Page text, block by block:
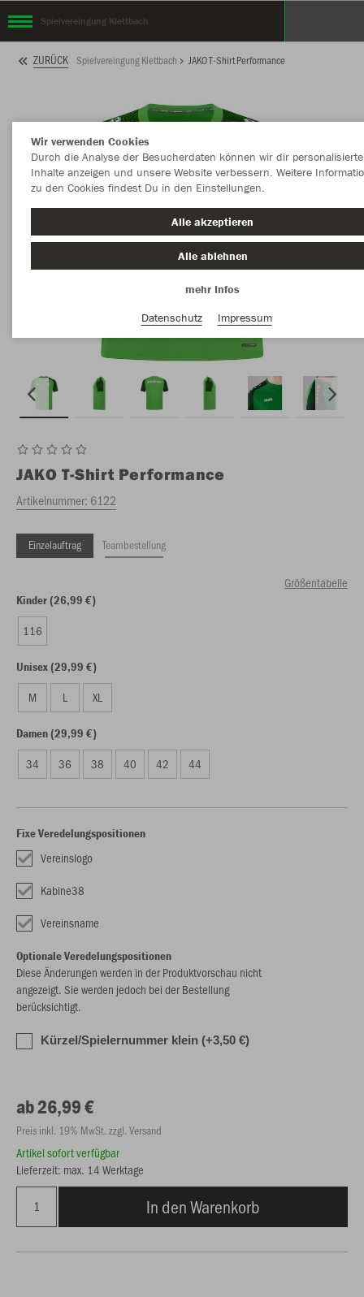
Spielvereingung Klettbach
ZURÜCK Spielvereingung Klettbach JAKO T-Shirt Performance
JAKO T-Shirt Performance
Artikelnummer: 6122
Einzelauftrag Teambestellung
Größentabelle
Kinder (26,99 €)
116
Unisex (29,99 €)
M L XL
Damen (29,99 €)
34 36 38 40 42 44
Fixe Veredelungspositionen
Vereinslogo
Kabine38
Vereinsname
Optionale Veredelungspositionen
Diese Änderungen werden in der Produktvorschau nicht
angezeigt. Sie werden jedoch bei der Bestellung
berücksichtigt.
Kürzel/Spielernummer klein (+3,50 €)
ab 26,99 €
Preis inkl. 19% MwSt. zzgl. Versand
Artikel sofort verfügbar
Lieferzeit: max. 14 Werktage
In den Warenkorb
Wir verwenden Cookies
Durch die Analyse der Besucherdaten können wir dir personalisierte
Inhalte anzeigen und unsere Website verbessern. Weitere
zu den Cookies findest Du in den Einstellungen.
Alle akzeptieren
Alle ablehnen
mehr Infos
Datenschutz
Impressum